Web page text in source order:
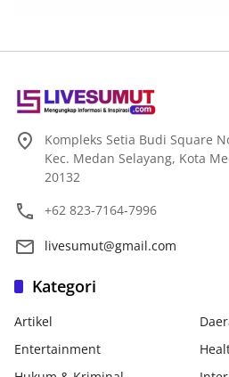
Kompleks Setia Budi Square
Kec. Medan Selayang, Kota
20132
+62 823-7164-7996
livesumut@gmail.com
Kategori
Artikel
Entertainment